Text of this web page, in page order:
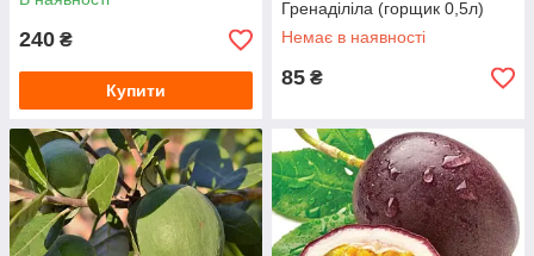
240 ₴
Купити
Гренаділіла (горщик 0,5л)
Немає в наявності
85 ₴